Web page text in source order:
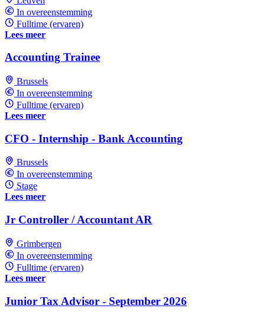
In overeenstemming
Fulltime (ervaren)
Lees meer
Accounting Trainee
Brussels
In overeenstemming
Fulltime (ervaren)
Lees meer
CFO - Internship - Bank Accounting
Brussels
In overeenstemming
Stage
Lees meer
Jr Controller / Accountant AR
Grimbergen
In overeenstemming
Fulltime (ervaren)
Lees meer
Junior Tax Advisor - September 2026